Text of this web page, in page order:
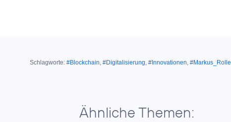
Schlagworte: #Blockchain, #Digitalisierung, #Innovationen, #Markus_Rolle
Ähnliche Themen: